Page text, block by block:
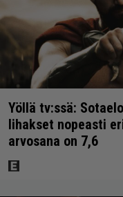
Yöllä tv:ssä:
lihakset nopeasti
arvosana on 7,6